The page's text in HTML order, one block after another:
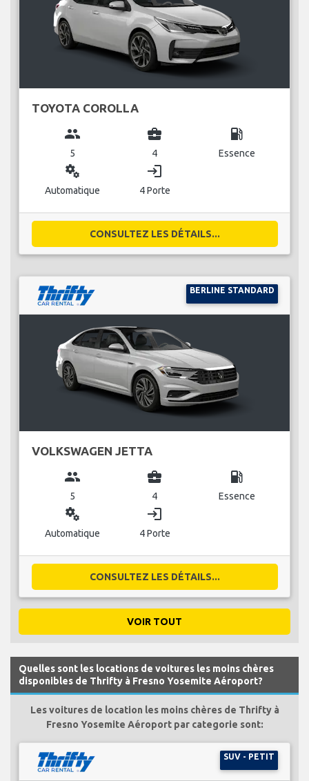
TOYOTA COROLLA
group
5
business_center
4
local_gas_station
Essence
miscellaneous_services
Automatique
login
4 Porte
CONSULTEZ LES DÉTAILS...
BERLINE STANDARD
VOLKSWAGEN JETTA
group
5
business_center
4
local_gas_station
Essence
miscellaneous_services
Automatique
login
4 Porte
CONSULTEZ LES DÉTAILS...
VOIR TOUT
Quelles sont les locations de voitures les moins chères
disponibles de Thrifty à Fresno Yosemite Aéroport?
Les voitures de location les moins chères de Thrifty à
Fresno Yosemite Aéroport par categorie sont:
SUV - PETIT